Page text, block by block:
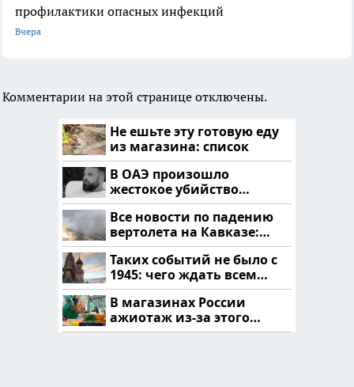
профилактики опасных инфекций
Вчера
Комментарии на этой странице отключены.
Не ешьте эту готовую еду
из магазина: список
В ОАЭ произошло
жестокое убийство
криптомиллионера
Все новости по падению
вертолета на Кавказе:
читать здесь
Таких событий не было с
1945: чего ждать всем
нам?
В магазинах России
ажиотаж из-за этого
продукта: что купить?